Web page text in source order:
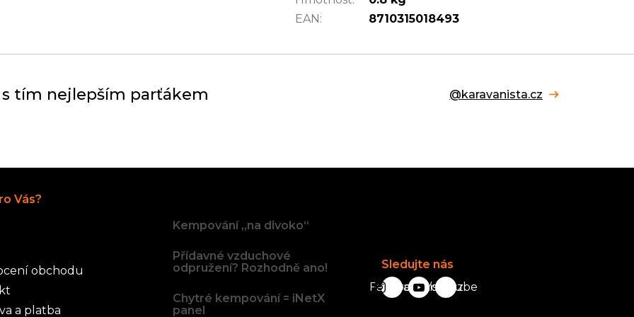
EAN: 8710315018493
tím nejlepším parťákem @karavanista.cz
Vás?
obchodu
a platba
Kempování „na divoko“
Přídavné vzduchové
odpružení? Rozhodně ano!
Chytré kempování = iNetX
panel
Sledujte nás
Facebook
karavanista.cz
YouTube